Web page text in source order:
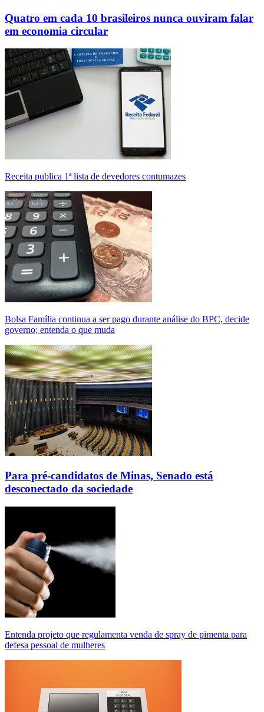
Quatro em cada 10 brasileiros nunca ouviram falar
em economia circular
Receita publica 1ª lista de devedores contumazes
Bolsa Família continua a ser pago durante análise do BPC, decide
governo; entenda o que muda
Para pré-candidatos de Minas, Senado está
desconectado da sociedade
Entenda projeto que regulamenta venda de spray de pimenta para
defesa pessoal de mulheres